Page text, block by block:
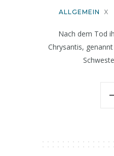
ALLGEMEIN X
Nach dem Tod
Chrysantis,